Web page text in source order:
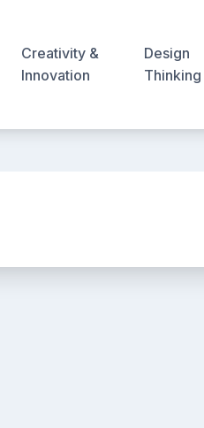
Creativity &
Innovation
Design
Thinking